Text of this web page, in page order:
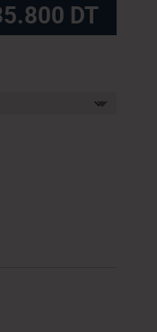
DTLe
prix